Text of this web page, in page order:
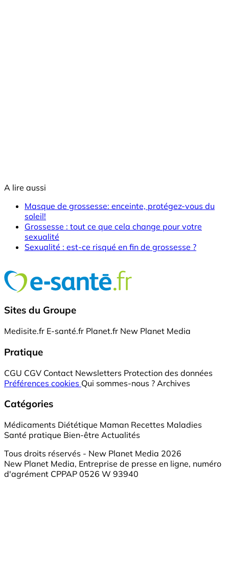
A lire aussi
Masque de grossesse: enceinte, protégez-vous du
soleil!
Grossesse : tout ce que cela change pour votre
sexualité
Sexualité : est-ce risqué en fin de grossesse ?
Sites du Groupe
Medisite.fr E-santé.fr Planet.fr New Planet Media
Pratique
CGU CGV Contact Newsletters Protection des données
Préférences cookies Qui sommes-nous ? Archives
Catégories
Médicaments Diététique Maman Recettes Maladies
Santé pratique Bien-être Actualités
Tous droits réservés - New Planet Media 2026
New Planet Media, Entreprise de presse en ligne, numéro
d'agrément CPPAP 0526 W 93940